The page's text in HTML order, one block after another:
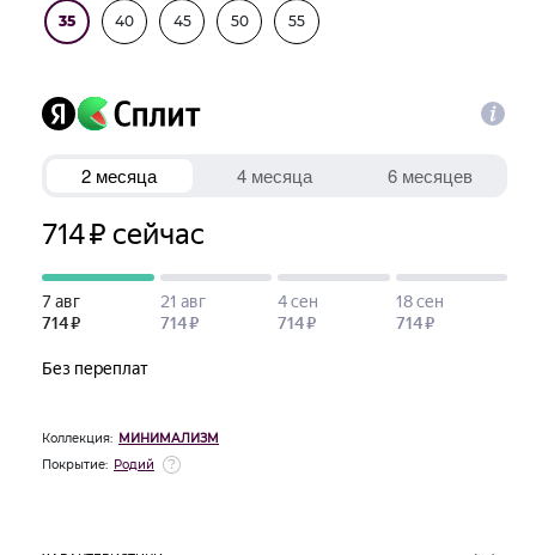
35 40 45 50 55
Коллекция: МИНИМАЛИЗМ
Покрытие: Родий